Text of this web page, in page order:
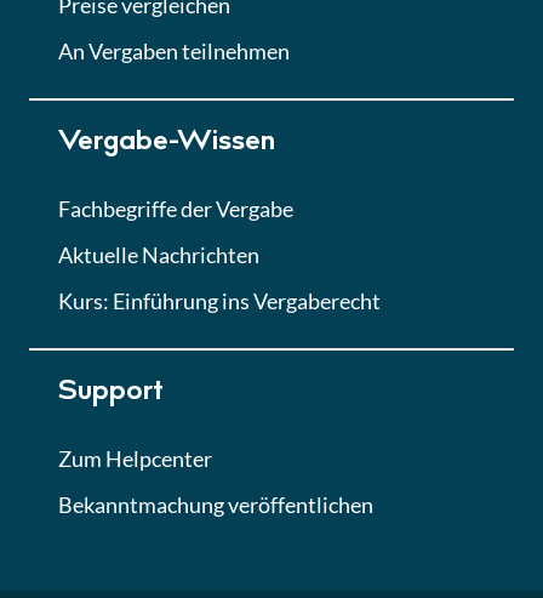
Lektion
Lektion 7
Finales Quiz
An Vergaben teilnehmen
Vergabe-Wissen
Fachbegriffe der Vergabe
Aktuelle Nachrichten
Kurs: Einführung ins Vergaberecht
Support
Zum Helpcenter
Bekanntmachung veröffentlichen